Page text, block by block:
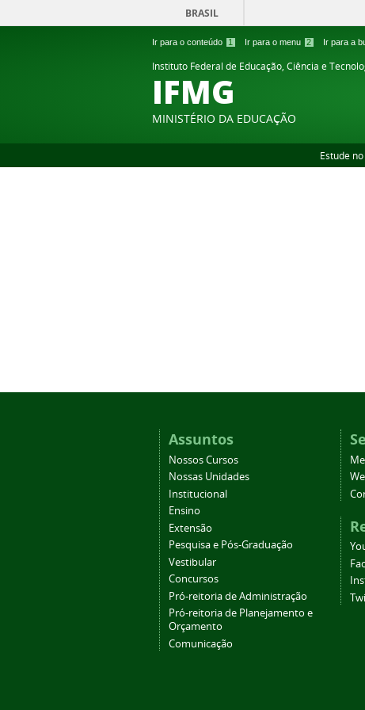
Ir para o conteúdo 1 Ir para o menu 2 Ir para a
BRASIL
Instituto Federal de Educação, Ciência e
IFMG
MINISTÉRIO DA EDUCAÇÃO
Estude no
Assuntos
Nossos Cursos
Nossas Unidades
Institucional
Ensino
Extensão
Pesquisa e Pós-Graduação
Vestibular
Concursos
Pró-reitoria de Administração
Pró-reitoria de Planejamento e
Orçamento
Comunicação